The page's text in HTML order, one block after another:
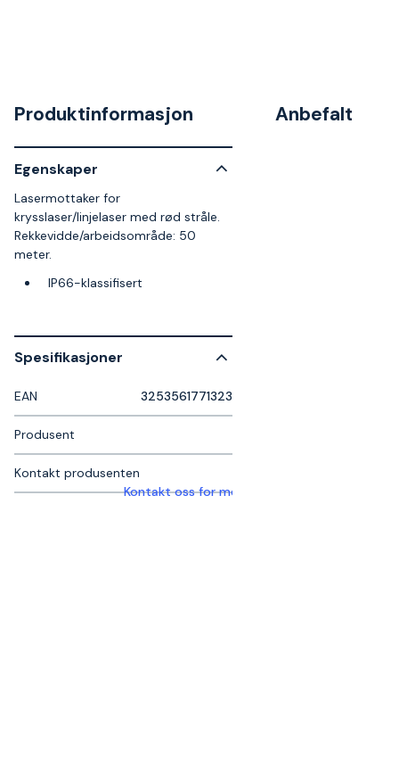
Produktinformasjon
Egenskaper
Lasermottaker for
krysslaser/linjelaser med rød stråle.
Rekkevidde/arbeidsområde: 50
meter.
IP66-klassifisert
Spesifikasjoner
EAN 3253561771323
Produsent
Kontakt produsenten
Kontakt oss for mer informasjon
Anbefalt